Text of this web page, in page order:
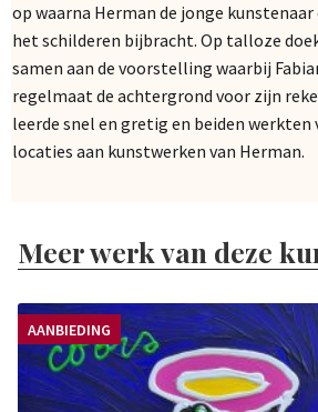
op waarna Herman de jonge kunstenaar
het schilderen bijbracht. Op talloze
samen aan de voorstelling waarbij
regelmaat de achtergrond voor zijn
leerde snel en gretig en beiden
locaties aan kunstwerken van Herman.
Meer werk van deze
AANBIEDING